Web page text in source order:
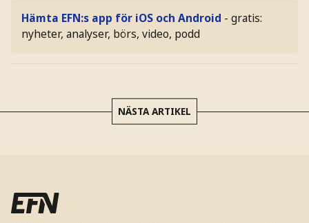
Hämta EFN:s app för iOS och Android - gratis:
nyheter, analyser, börs, video, podd
NÄSTA ARTIKEL